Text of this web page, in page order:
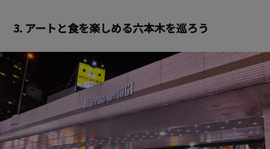
3. アートと食を楽しめる六本木を巡ろう